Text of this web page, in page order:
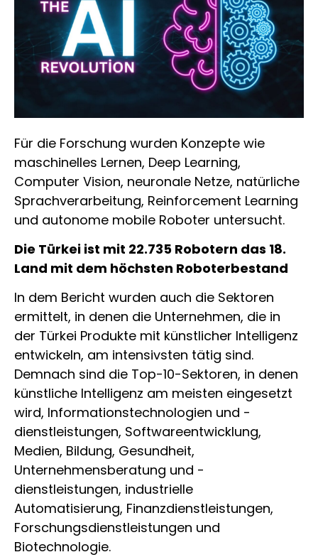
Für die Forschung wurden Konzepte wie
maschinelles Lernen, Deep Learning,
Computer Vision, neuronale Netze, natürliche
Sprachverarbeitung, Reinforcement Learning
und autonome mobile Roboter untersucht.
Die Türkei ist mit 22.735 Robotern das 18.
Land mit dem höchsten Roboterbestand
In dem Bericht wurden auch die Sektoren
ermittelt, in denen die Unternehmen, die in
der Türkei Produkte mit künstlicher Intelligenz
entwickeln, am intensivsten tätig sind.
Demnach sind die Top-10-Sektoren, in denen
künstliche Intelligenz am meisten eingesetzt
wird, Informationstechnologien und -
dienstleistungen, Softwareentwicklung,
Medien, Bildung, Gesundheit,
Unternehmensberatung und -
dienstleistungen, industrielle
Automatisierung, Finanzdienstleistungen,
Forschungsdienstleistungen und
Biotechnologie.